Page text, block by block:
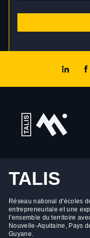
TALIS
Réseau national d'écoles
entrepreneuriale et une
l'ensemble du territoire
Nouvelle-Aquitaine, Pays
Guyane.